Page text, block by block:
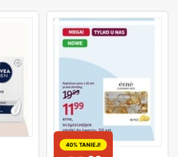
40% TANIEJ!